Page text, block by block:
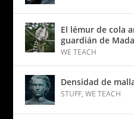
El lémur de cola
guardián de
WE TEACH
Densidad de
STUFF,WE TEACH